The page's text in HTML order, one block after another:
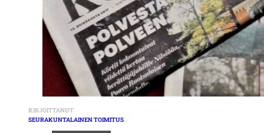
KIRJOITTANUT
SEURAKUNTALAINEN TOIMITUS